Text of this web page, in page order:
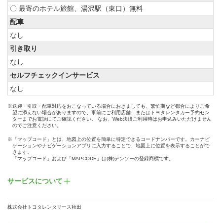
〇 最寄のホテル旅館、湯沢駅（東口）無料
配車
なし
引き取り
なし
セルフチェックインサービス
なし
※送迎・引取・配車対応をおこなっている場合におきましても、繁忙期など都合によりご希
望に添えない場合がありますので、事前にご利用店舗、またはトヨタレンタカー予約セン
ターまでお電話にてご確認ください。 なお、Web決済ご利用時はお申込みいただけません
のでご注意ください。
※「マップコード」とは、地図上の位置を簡単に特定できるコードナンバーです。カーナビ
ゲーションやナビゲーションアプリに入力することで、地図上に位置を表示することがで
きます。
「マップコード」および「MAPCODE」は(株)デンソーの登録商標です。
サービスについて
株式会社トヨタレンタリース秋田